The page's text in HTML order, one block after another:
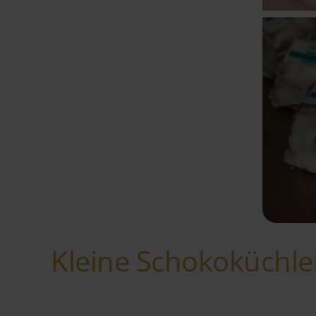
Kleine